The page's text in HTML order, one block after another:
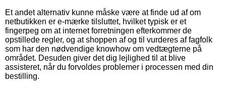
Et andet alternativ kunne måske være at finde ud af om
netbutikken er e-mærke tilsluttet, hvilket typisk er et
fingerpeg om at internet forretningen efterkommer de
opstillede regler, og at shoppen af og til vurderes af fagfolk
som har den nødvendige knowhow om vedtægterne på
området. Desuden giver det dig lejlighed til at blive
assisteret, når du forvoldes problemer i processen med din
bestilling.